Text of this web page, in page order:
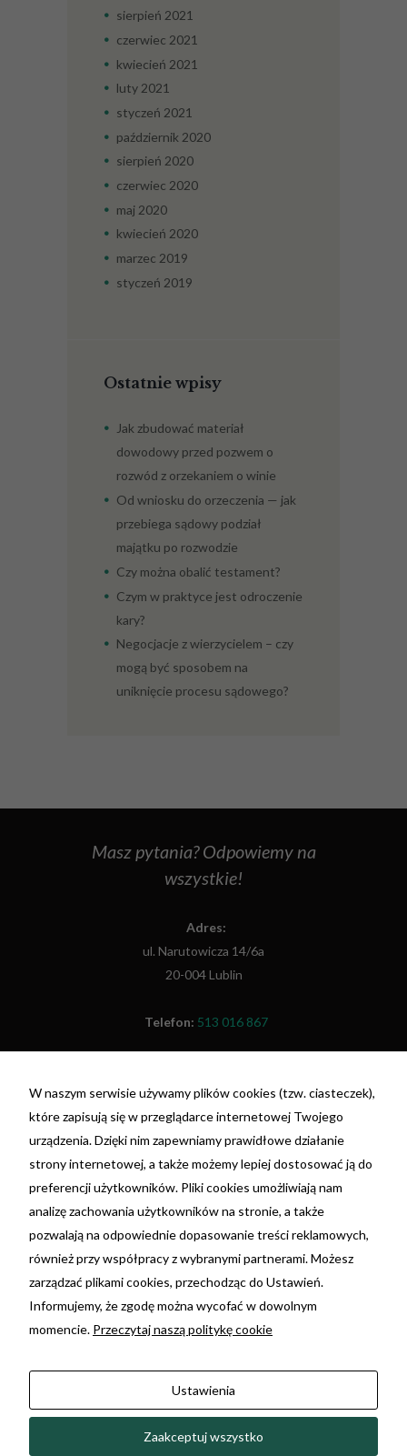
sierpień 2021
czerwiec 2021
kwiecień 2021
luty 2021
styczeń 2021
październik 2020
sierpień 2020
czerwiec 2020
maj 2020
kwiecień 2020
marzec 2019
styczeń 2019
Ostatnie wpisy
Jak zbudować materiał
dowodowy przed pozwem o
rozwód z orzekaniem o winie
Od wniosku do orzeczenia — jak
przebiega sądowy podział
majątku po rozwodzie
Czy można obalić testament?
Czym w praktyce jest odroczenie
kary?
Negocjacje z wierzycielem – czy
mogą być sposobem na
uniknięcie procesu sądowego?
Masz pytania? Odpowiemy na
wszystkie!
Adres:
ul. Narutowicza 14/6a
20-004 Lublin
Telefon: 513 016 867
NIP: 7692055698
REGON: 381396675
nr konta: 29 1020 3150 0000 3202 0110 4199 -
PKO BP
Ta strona korzysta z plików cookie. Używając tej
strony wyrażasz zgodę na używanie plików
cookie, zgodnie z aktualnymi ustawieniami
Twojej przeglądarki. Możesz dowiedzieć się
więcej w jakim celu są używane oraz o zmianie
Zmień ustawienia Cookies
2026 © Skalska | Projekt i wykonanie:
W naszym serwisie używamy plików cookies (tzw. ciasteczek),
które zapisują się w przeglądarce internetowej Twojego
urządzenia. Dzięki nim zapewniamy prawidłowe działanie
strony internetowej, a także możemy lepiej dostosować ją do
preferencji użytkowników. Pliki cookies umożliwiają nam
analizę zachowania użytkowników na stronie, a także
pozwalają na odpowiednie dopasowanie treści reklamowych,
również przy współpracy z wybranymi partnerami. Możesz
zarządzać plikami cookies, przechodząc do Ustawień.
Informujemy, że zgodę można wycofać w dowolnym
momencie. Przeczytaj naszą politykę cookie
Ustawienia
Zaakceptuj wszystko